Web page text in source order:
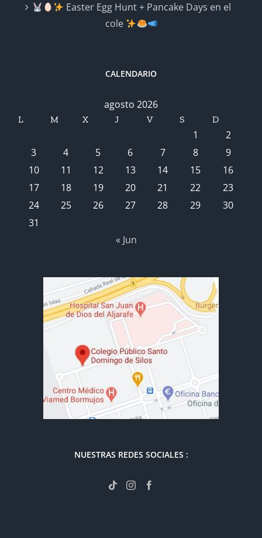
Easter Egg Hunt + Pancake Days en el
cole
CALENDARIO
agosto 2026
L M X J V S D
1
2
3
4 5 6 7 8
9
10
11 12 13 14 15
16
17
18 19 20 21 22
23
24
25 26 27 28 29
30
31
« Jun
NUESTRAS REDES SOCIALES :